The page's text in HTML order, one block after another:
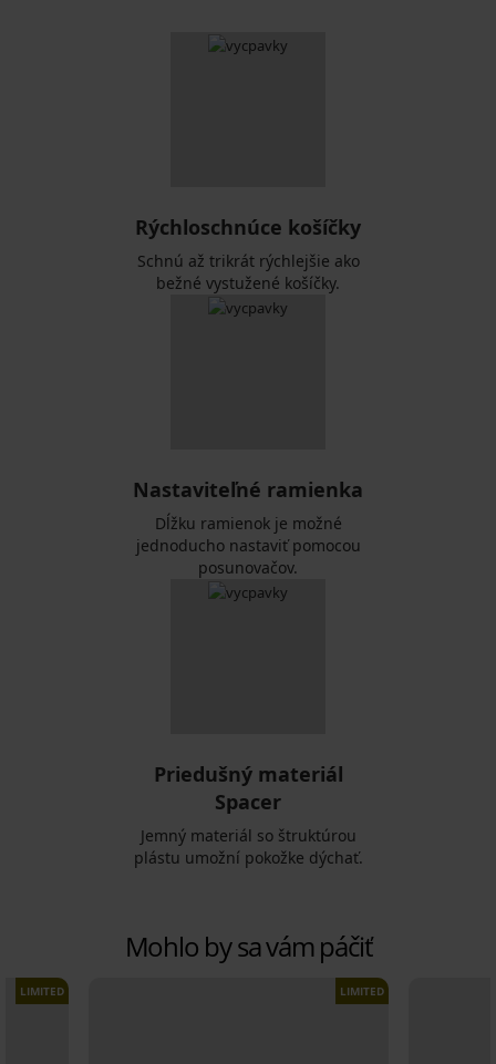
Rýchloschnúce košíčky
Schnú až trikrát rýchlejšie ako
bežné vystužené košíčky.
Nastaviteľné ramienka
Dĺžku ramienok je možné
jednoducho nastaviť pomocou
posunovačov.
Priedušný materiál
Spacer
Jemný materiál so štruktúrou
plástu umožní pokožke dýchať.
Mohlo by sa vám páčiť
LIMITED LIMITED